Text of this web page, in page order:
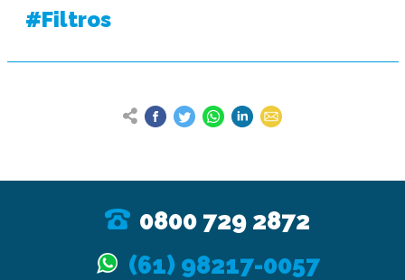
#Filtros
0800 729 2872
(61) 98217-0057